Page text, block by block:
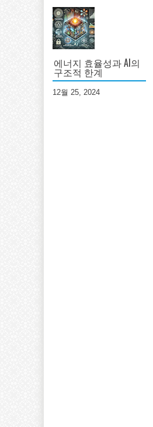
에너지 효율성과 AI의
구조적 한계
12월 25, 2024